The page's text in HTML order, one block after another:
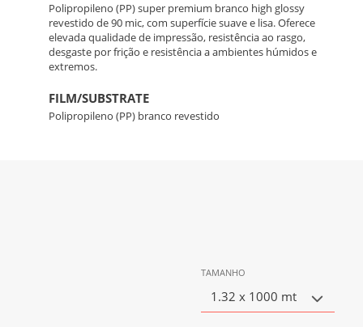
Polipropileno (PP) super premium branco high glossy
revestido de 90 mic, com superfície suave e lisa. Oferece
elevada qualidade de impressão, resistência ao rasgo,
desgaste por frição e resistência a ambientes húmidos e
extremos.
FILM/SUBSTRATE
Polipropileno (PP) branco revestido
TAMANHO
1.32 x 1000 mt